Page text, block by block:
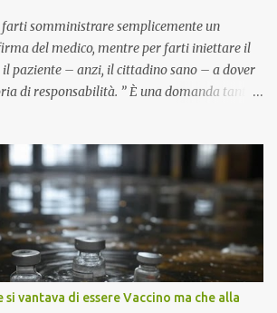
somministrare semplicemente un
del medico, mentre per farti iniettare il
paziente – anzi, il cittadino sano – a dover
di responsabilità. ” È una domanda tanto
che dovrebbe scuotere chiunque abbia
pensare con la propria testa. Per il vaccino
con autorizzazione condizionata,
con tecnologie mai utilizzate prima su
di studio e di discussione
solo una firma. La tua. Lo si somministra
giovani, senza fattori di rischio, spesso già
si vantava di essere Vaccino ma che alla